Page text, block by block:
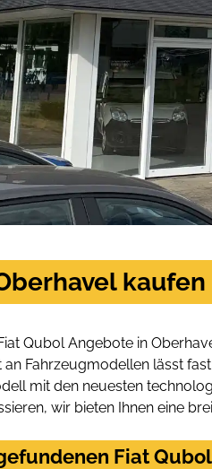
Qubol Angebote in
Fahrzeugmodellen lässt
mit den neuesten
wir bieten Ihnen eine
Fiat